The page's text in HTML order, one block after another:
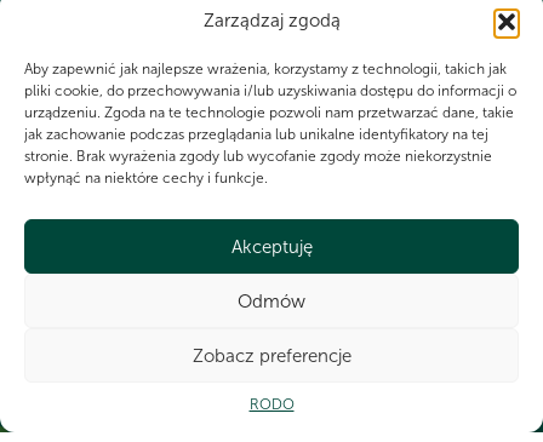
Zarządzaj zgodą
Aby zapewnić jak najlepsze wrażenia, korzystamy z technologii, takich jak
pliki cookie, do przechowywania i/lub uzyskiwania dostępu do informacji o
urządzeniu. Zgoda na te technologie pozwoli nam przetwarzać dane, takie
jak zachowanie podczas przeglądania lub unikalne identyfikatory na tej
stronie. Brak wyrażenia zgody lub wycofanie zgody może niekorzystnie
wpłynąć na niektóre cechy i funkcje.
Akceptuję
Odmów
Zobacz preferencje
RODO
WSPÓLNIE DLA HARCERSKIEJ MISJI
Twoje wsparcie, nasza
siła!
Numer KRS do dobrowolnego przekazania 1,5%